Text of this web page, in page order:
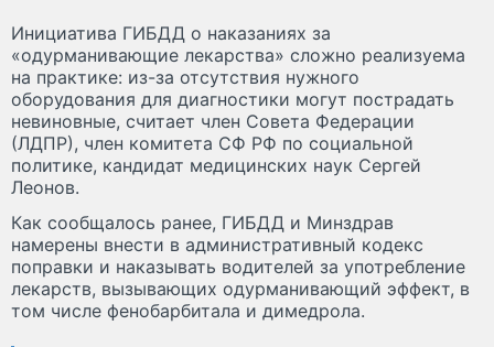
Инициатива ГИБДД о наказаниях за
«одурманивающие лекарства» сложно реализуема
на практике: из-за отсутствия нужного
оборудования для диагностики могут пострадать
невиновные, считает член Совета Федерации
(ЛДПР), член комитета СФ РФ по социальной
политике, кандидат медицинских наук Сергей
Леонов.
Как сообщалось ранее, ГИБДД и Минздрав
намерены внести в административный кодекс
поправки и наказывать водителей за употребление
лекарств, вызывающих одурманивающий эффект, в
том числе фенобарбитала и димедрола.